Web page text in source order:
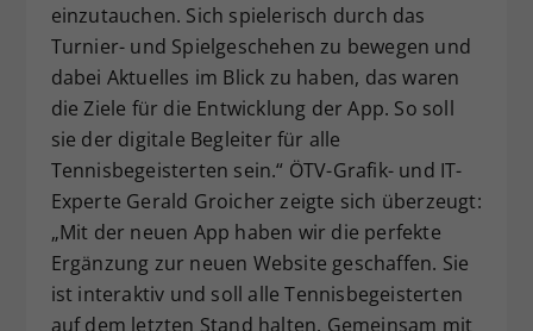
einzutauchen. Sich spielerisch durch das
Turnier- und Spielgeschehen zu bewegen und
dabei Aktuelles im Blick zu haben, das waren
die Ziele für die Entwicklung der App. So soll
sie der digitale Begleiter für alle
Tennisbegeisterten sein.“ ÖTV-Grafik- und IT-
Experte Gerald Groicher zeigte sich überzeugt:
„Mit der neuen App haben wir die perfekte
Ergänzung zur neuen Website geschaffen. Sie
ist interaktiv und soll alle Tennisbegeisterten
auf dem letzten Stand halten. Gemeinsam mit